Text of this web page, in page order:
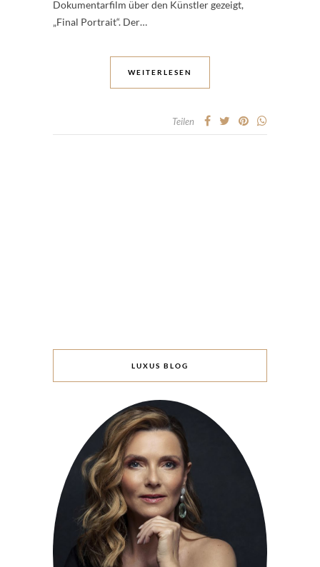
Dokumentarfilm über den Künstler gezeigt,
„Final Portrait“. Der…
WEITERLESEN
Teilen
LUXUS BLOG